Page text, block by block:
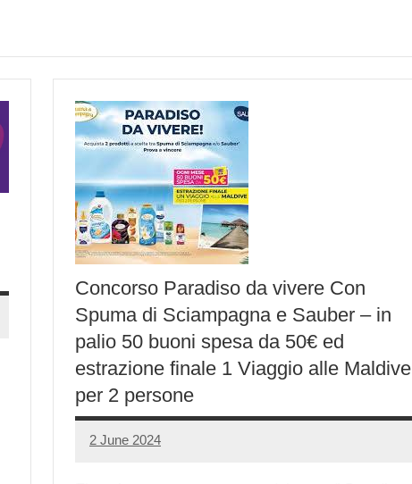
Concorso Paradiso da vivere Con
Spuma di Sciampagna e Sauber – in
palio 50 buoni spesa da 50€ ed
estrazione finale 1 Viaggio alle Maldive
per 2 persone
2 June 2024
Luca
No